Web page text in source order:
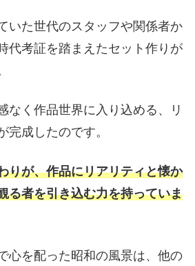
いた世代のスタッフや関係者か
代考証を踏まえたセット作りが
なく作品世界に入り込める、リ
完成したのです。
りが、作品にリアリティと懐か
る者を引き込む力を持っていま
心を配った昭和の風景は、他の